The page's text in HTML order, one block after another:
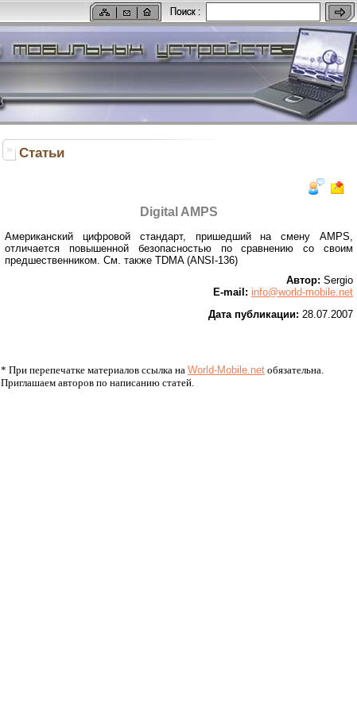
Статьи
Digital AMPS
Американский цифровой стандарт, пришедший на смену AMPS,
отличается повышенной безопасностью по сравнению со своим
предшественником. См. также TDMA (ANSI-136)
Автор: Sergio
E-mail: info@world-mobile.net
Дата публикации: 28.07.2007
* При перепечатке материалов ссылка на World-Mobile.net обязательна.
Приглашаем авторов по написанию статей.